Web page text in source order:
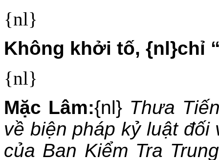
{nl}
Không khởi tố, {nl}chỉ
{nl}
Mặc Lâm:{nl} Thưa
về biện pháp kỷ luật
của Ban Kiểm Tra